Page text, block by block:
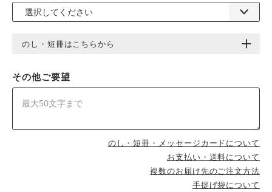
のし・短冊はこちらから
その他ご要望
のし・短冊・メッセージカードについて
お支払い・送料について
複数のお届け先のご注文方法
手提げ袋について